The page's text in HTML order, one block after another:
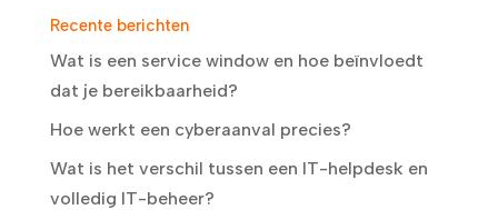
Recente berichten
Wat is een service window en hoe beïnvloedt
dat je bereikbaarheid?
Hoe werkt een cyberaanval precies?
Wat is het verschil tussen een IT-helpdesk en
volledig IT-beheer?